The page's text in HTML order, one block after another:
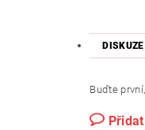
DISKUZE
Buďte